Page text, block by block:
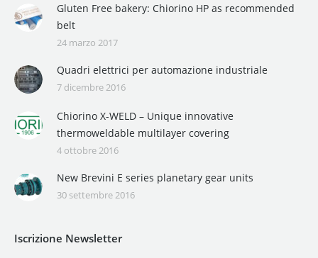
Gluten Free bakery: Chiorino HP as recommended
belt
24 marzo 2017
Quadri elettrici per automazione industriale
7 dicembre 2016
Chiorino X-WELD – Unique innovative
thermoweldable multilayer covering
4 ottobre 2016
New Brevini E series planetary gear units
30 settembre 2016
Iscrizione Newsletter